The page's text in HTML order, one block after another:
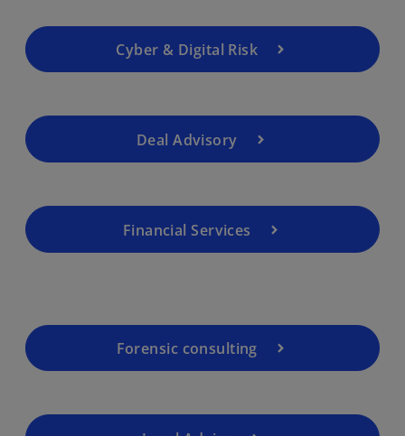
Cyber & Digital Risk
Deal Advisory
Financial Services
Forensic consulting